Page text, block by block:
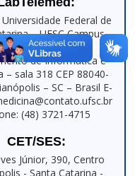
Federal de
– UFSC Campus
– Trindade –
de Informática e
– sala 318 CEP 88040-
– SC – Brasil E-
(48) 3721-4715
CET/SES:
Júnior, 390, Centro
- Santa Catarina -